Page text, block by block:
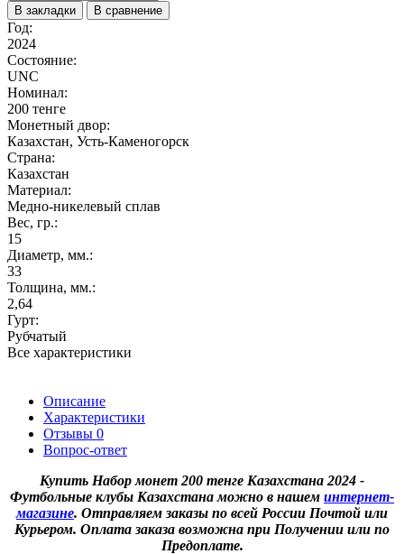
В закладки
В сравнение
Год:
2024
Состояние:
UNC
Номинал:
200 тенге
Монетный двор:
Казахстан, Усть-Каменогорск
Страна:
Казахстан
Материал:
Медно-никелевый сплав
Вес, гр.:
15
Диаметр, мм.:
33
Толщина, мм.:
2,64
Гурт:
Рубчатый
Все характеристики
Описание
Характеристики
Отзывы 0
Вопрос-ответ
Купить Набор монет 200 тенге Казахстана 2024 -
Футбольные клубы Казахстана можно в нашем интернет-
магазине. Отправляем заказы по всей России Почтой или
Курьером. Оплата заказа возможна при Получении или по
Предоплате.